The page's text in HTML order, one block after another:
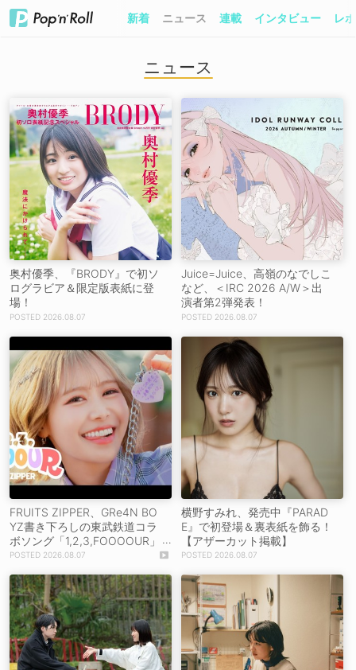
新着 ニュース 連載 インタビュー レ
ニュース
奥村優季、『BRODY』で初ソ
ログラビア＆限定版表紙に登
場！
2026.08.07
Juice=Juice、高嶺のなでしこ
など、＜IRC 2026 A/W＞出
演者第2弾発表！
2026.08.07
FRUITS ZIPPER、GRe4N BO
YZ書き下ろしの東武鉄道コラ
ボソング「1,2,3,FOOOOUR」
をリリース＆MV公開！
2026.08.07
横野すみれ、発売中『PARAD
E』で初登場＆裏表紙を飾る！
【アザーカット掲載】
2026.08.07